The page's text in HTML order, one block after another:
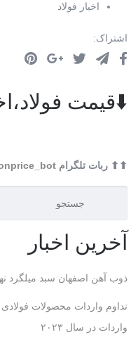
اخبار فولاد
اشتراک:
⬇️قیمت
⬆⬆ ربات تلگرام
آخرین اخبار
ذوب آهن اصفهان سبد
تداوم واردات محصولات
واردات در سال ۲۰۲۳